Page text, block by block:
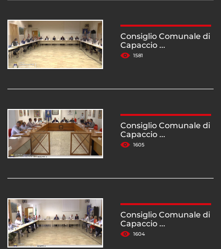
Consiglio Comunale di
Capaccio ...
1581
Consiglio Comunale di
Capaccio ...
1605
Consiglio Comunale di
Capaccio ...
1604